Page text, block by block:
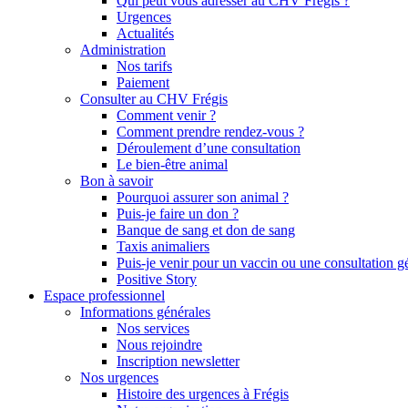
Urgences
Actualités
Administration
Nos tarifs
Paiement
Consulter au CHV Frégis
Comment venir ?
Comment prendre rendez-vous ?
Déroulement d’une consultation
Le bien-être animal
Bon à savoir
Pourquoi assurer son animal ?
Puis-je faire un don ?
Banque de sang et don de sang
Taxis animaliers
Puis-je venir pour un vaccin ou une consultation
Positive Story
Espace professionnel
Informations générales
Nos services
Nous rejoindre
Inscription newsletter
Nos urgences
Histoire des urgences à Frégis